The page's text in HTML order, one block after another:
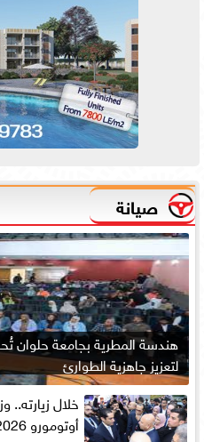
صيانة
هندسة المطرية بجامعة حلوان
لتعزيز جاهزية الطوارئ
خلال زيارته..
أوتومورو 2026 فى دورته الأولى